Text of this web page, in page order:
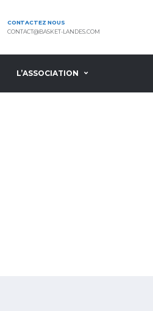
CONTACTEZ NOUS
CONTACT@BASKET-LANDES.COM
L’ASSOCIATION